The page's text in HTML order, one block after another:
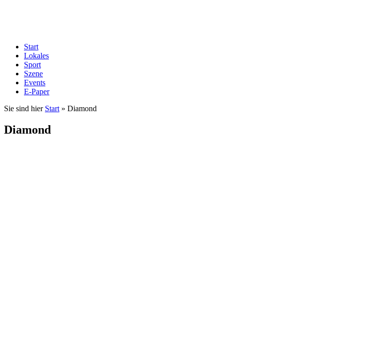
Start
Lokales
Sport
Szene
Events
E-Paper
Sie sind hier Start » Diamond
Diamond